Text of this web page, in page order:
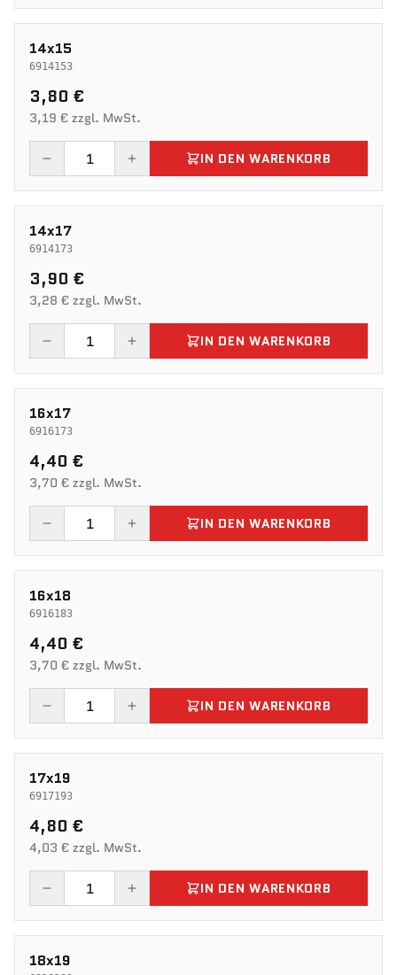
14x15
6914153
3,80 €
3,19 € zzgl. MwSt.
IN DEN WARENKORB
14x17
6914173
3,90 €
3,28 € zzgl. MwSt.
IN DEN WARENKORB
16x17
6916173
4,40 €
3,70 € zzgl. MwSt.
IN DEN WARENKORB
16x18
6916183
4,40 €
3,70 € zzgl. MwSt.
IN DEN WARENKORB
17x19
6917193
4,80 €
4,03 € zzgl. MwSt.
IN DEN WARENKORB
18x19